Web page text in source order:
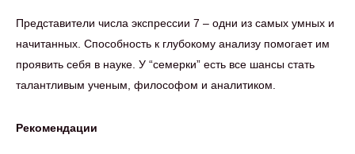
Представители числа экспрессии 7 – одни из самых умных и
начитанных. Способность к глубокому анализу помогает им
проявить себя в науке. У “семерки” есть все шансы стать
талантливым ученым, философом и аналитиком.
Рекомендации